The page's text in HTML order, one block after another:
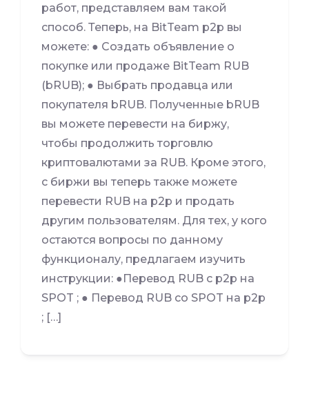
работ, представляем вам такой
способ. Теперь, на BitTeam p2p вы
можете: ● Создать объявление о
покупке или продаже BitTeam RUB
(bRUB); ● Выбрать продавца или
покупателя bRUB. Полученные bRUB
вы можете перевести на биржу,
чтобы продолжить торговлю
криптовалютами за RUB. Кроме этого,
с биржи вы теперь также можете
перевести RUB на p2p и продать
другим пользователям. Для тех, у кого
остаются вопросы по данному
функционалу, предлагаем изучить
инструкции: ●Перевод RUB с p2p на
SPOT ; ● Перевод RUB со SPOT на p2p
; […]